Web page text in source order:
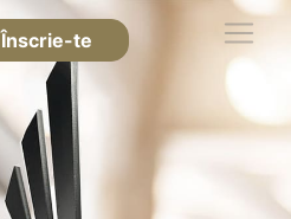
Înscrie-te